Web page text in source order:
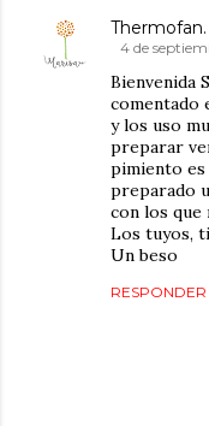
Thermofan.
4 de
Bienvenida
comentado
y los uso
preparar
pimiento es
preparado
con los que
Los tuyos,
Un beso
RESPONDER